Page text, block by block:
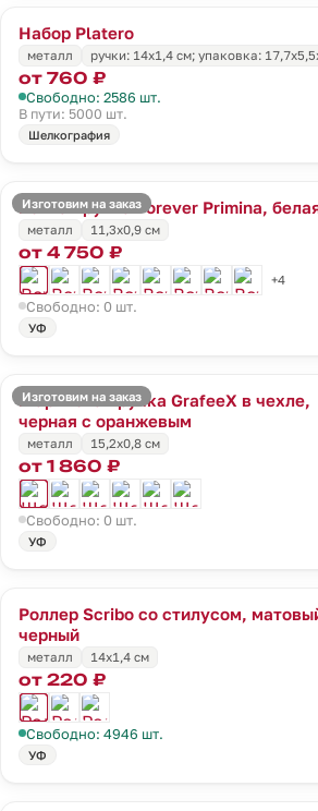
Набор Platero
металл
ручки: 14х1,4 см; упаковка:
от 760 ₽
Свободно: 2586 шт.
В пути: 5000 шт.
Шелкография
Изготовим на заказ
Вечная ручка Forever Primina,
металл
11,3x0,9 см
от 4 750 ₽
+4
Свободно: 0 шт.
УФ
Изготовим на заказ
Шариковая ручка GrafeeX в чехле,
черная с оранжевым
металл 15,2x0,8 см
от 1 860 ₽
Свободно: 0 шт.
УФ
Роллер Scribo со стилусом,
черный
металл 14х1,4 см
от 220 ₽
Свободно: 4946 шт.
УФ